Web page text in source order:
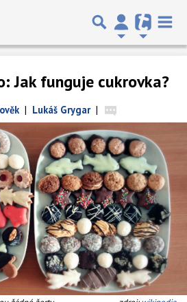
Jak funguje cukrovka?
| Lukáš Grygar |